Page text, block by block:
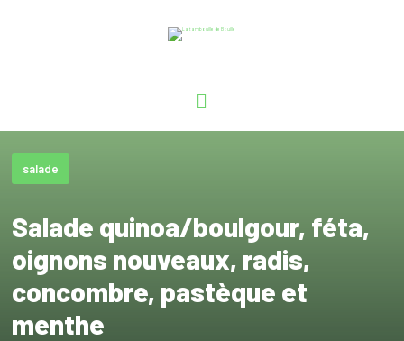
salade
Salade quinoa/boulgour, féta,
oignons nouveaux, radis,
concombre, pastèque et
menthe